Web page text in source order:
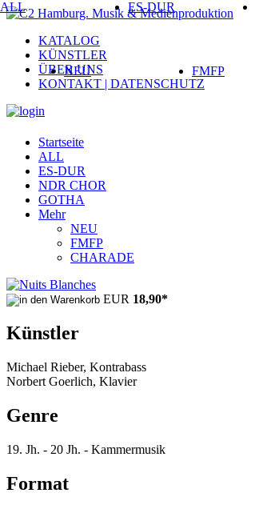
KATALOG
KÜNSTLER
ÜBER UNS
KONTAKT | DATENSCHUTZ
ALL ES-DUR
NEU FMFP
Startseite
ALL
ES-DUR
NDR CHOR
GOTHA
Mehr
NEU
FMFP
CHARADE
EUR 18,90*
Künstler
Michael Rieber, Kontrabass
Norbert Goerlich, Klavier
Genre
19. Jh. - 20 Jh. - Kammermusik
Format